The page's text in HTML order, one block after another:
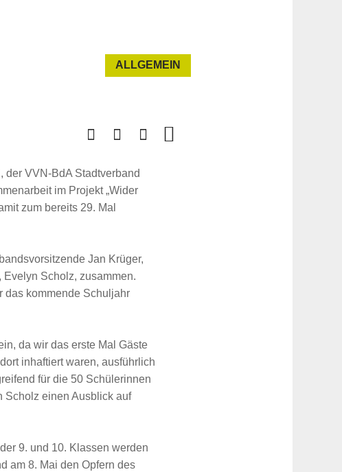
ALLGEMEIN
der VVN-BdA Stadtverband
im Projekt „Wider
zum bereits 29. Mal
Jan Krüger,
Scholz, zusammen.
das kommende Schuljahr
da wir das erste Mal Gäste
inhaftiert waren, ausführlich
für die 50 Schülerinnen
Scholz einen Ausblick auf
9. und 10. Klassen werden
am 8. Mai den Opfern des